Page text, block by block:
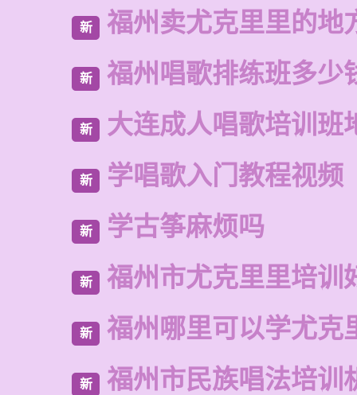
新 福州卖尤克里里的地
新 福州唱歌排练班多少
新 大连成人唱歌培训班
新 学唱歌入门教程视频
新 学古筝麻烦吗
新 福州市尤克里里培训
新 福州哪里可以学尤克
新 福州市民族唱法培训